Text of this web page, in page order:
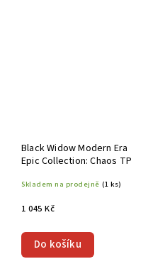
Black Widow Modern Era
Epic Collection: Chaos TP
Skladem na prodejně (1 ks)
1 045 Kč
Do košíku